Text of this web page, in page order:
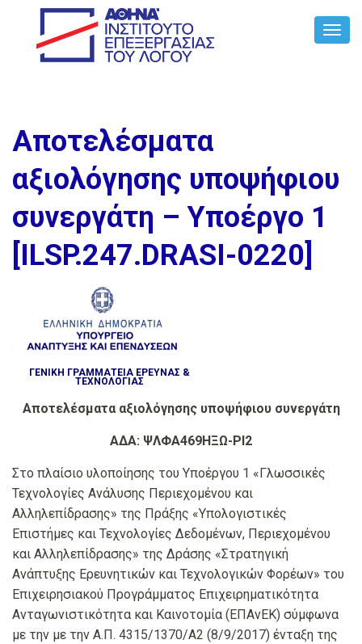
Αποτελέσματα
αξιολόγησης υποψήφιου
συνεργάτη – Υποέργο 1
[ILSP.247.DRASI-0220]
ΓΕΝΙΚΗ ΓΡΑΜΜΑΤΕΙΑ ΕΡΕΥΝΑΣ &
ΤΕΧΝΟΛΟΓΙΑΣ
Αποτελέσματα αξιολόγησης υποψήφιου συνεργάτη
ΑΔΑ: ΨΛΦΑ469ΗΞΩ-ΡΙ2
Στο πλαίσιο υλοποίησης του Yποέργου 1 «Γλωσσικές
Τεχνολογίες Ανάλυσης Περιεχομένου και
Αλληλεπίδρασης» της Πράξης «Υπολογιστικές
Επιστήμες και Τεχνολογίες Δεδομένων, Περιεχομένου
και Αλληλεπίδρασης» της Δράσης «Στρατηγική
Ανάπτυξης Ερευνητικών και Τεχνολογικών Φορέων» του
Επιχειρησιακού Προγράμματος Επιχειρηματικότητα
Ανταγωνιστικότητα και Καινοτομία (ΕΠΑνΕΚ) σύμφωνα
με την με την Α.Π. 4315/1370/A2 (8/9/2017) ένταξη της